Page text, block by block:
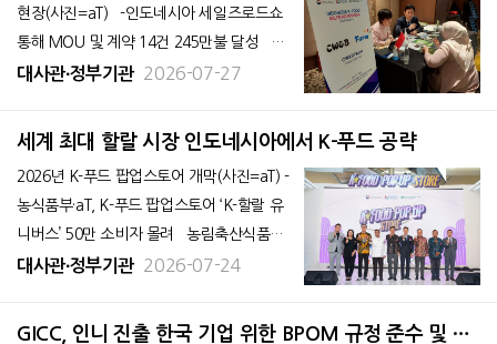
현장(사진=aT) -인도네시아 세일즈로드쇼
통해 MOU 및 계약 14건 245만불 달성 농
림축산식품부(장관 송미령)와 한국농수산식
10일까지 인도네시아 자카르타에서 ‘2026년
다
대사관∙정부기관 2026-07-27
세계 최대 할랄 시장 인도네시아에서 K-푸드 공략
2026년 K-푸드 팝업스토어 개막(사진=aT) -
농식품부·aT, K-푸드 팝업스토어 ‘K-할랄 유
니버스’ 50만 소비자 몰려 농림축산식품부
(장관 송미령)와 한국농수산식품유통공사(a
시장 진출 확대를 위해 인도네시아 자카르타
대사관∙정부기관 2026-07-24
GICC, 인니 진출 한국 기업 위한 BPOM 규정 준수 및 시